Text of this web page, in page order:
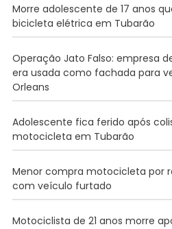
Morre adolescente de 17 anos
bicicleta elétrica em Tubarão
Operação Jato Falso: empresa
era usada como fachada para
Orleans
Adolescente fica ferido após
motocicleta em Tubarão
Menor compra motocicleta por
com veículo furtado
Motociclista de 21 anos morre